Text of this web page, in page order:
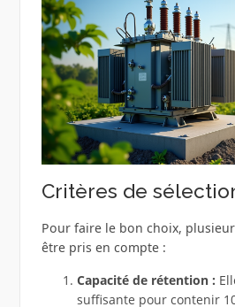
Critères de
Pour faire le bon choix,
être pris en compte :
Capacité de rétention :
suffisante pour contenir